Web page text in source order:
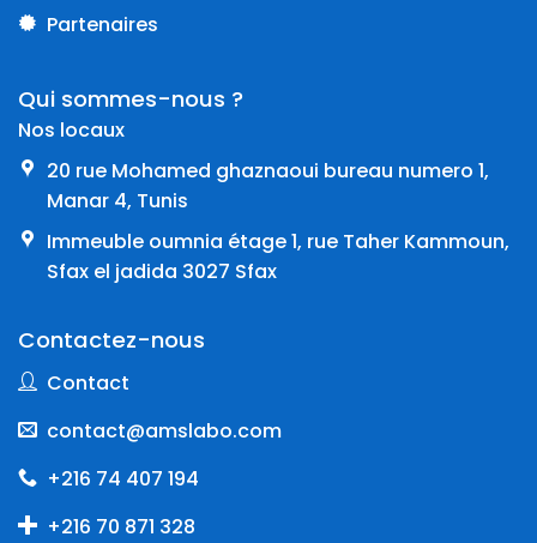
Partenaires
Qui sommes-nous ?
Nos locaux
20 rue Mohamed ghaznaoui bureau numero 1,
Manar 4, Tunis
Immeuble oumnia étage 1, rue Taher Kammoun,
Sfax el jadida 3027 Sfax
Contactez-nous
Contact
contact@amslabo.com
+216 74 407 194
+216 70 871 328